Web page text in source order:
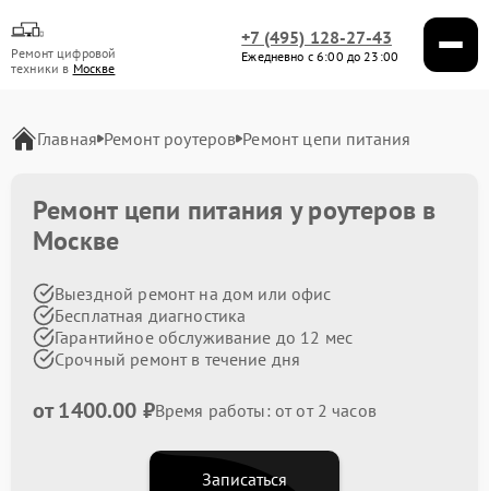
Ремонт цифровой
техники в Москве
+7 (495) 128-27-43
Ежедневно с 6:00 до 23:00
Главная Ремонт роутеров Ремонт цепи питания
Ремонт цепи питания у роутеров в
Москве
Выездной ремонт на дом или офис
Бесплатная диагностика
Гарантийное обслуживание до 12 мес
Срочный ремонт в течение дня
от 1400.00 ₽Время работы: от от 2 часов
Записаться